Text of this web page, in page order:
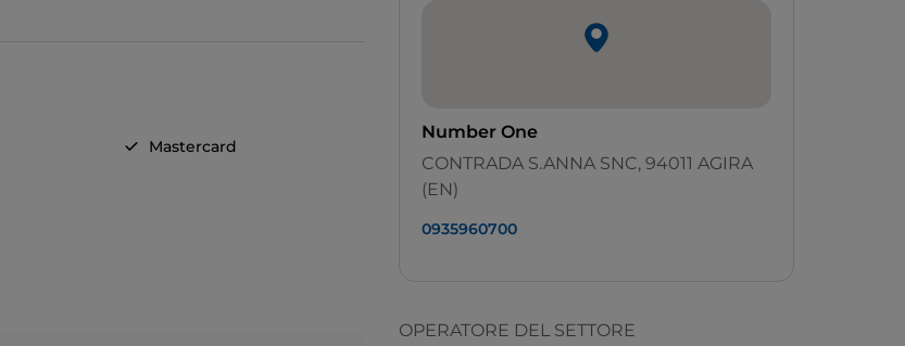
Mastercard
Number One
CONTRADA S.ANNA SNC, 94011 AGIRA
(EN)
0935960700
OPERATORE DEL SETTORE